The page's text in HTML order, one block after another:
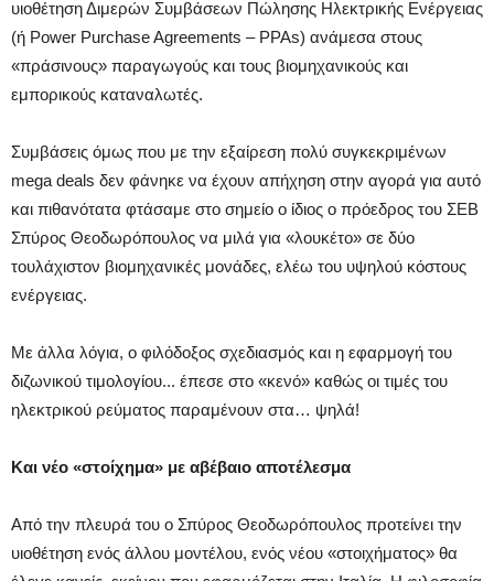
υιοθέτηση Διμερών Συμβάσεων Πώλησης Ηλεκτρικής Ενέργειας
(ή Power Purchase Agreements – PPAs) ανάμεσα στους
«πράσινους» παραγωγούς και τους βιομηχανικούς και
εμπορικούς καταναλωτές.
Συμβάσεις όμως που με την εξαίρεση πολύ συγκεκριμένων
mega deals δεν φάνηκε να έχουν απήχηση στην αγορά για αυτό
και πιθανότατα φτάσαμε στο σημείο ο ίδιος ο πρόεδρος του ΣΕΒ
Σπύρος Θεοδωρόπουλος να μιλά για «λουκέτο» σε δύο
τουλάχιστον βιομηχανικές μονάδες, ελέω του υψηλού κόστους
ενέργειας.
Με άλλα λόγια, ο φιλόδοξος σχεδιασμός και η εφαρμογή του
διζωνικού τιμολογίου... έπεσε στο «κενό» καθώς οι τιμές του
ηλεκτρικού ρεύματος παραμένουν στα… ψηλά!
Και νέο «στοίχημα» με αβέβαιο αποτέλεσμα
Από την πλευρά του ο Σπύρος Θεοδωρόπουλος προτείνει την
υιοθέτηση ενός άλλου μοντέλου, ενός νέου «στοιχήματος» θα